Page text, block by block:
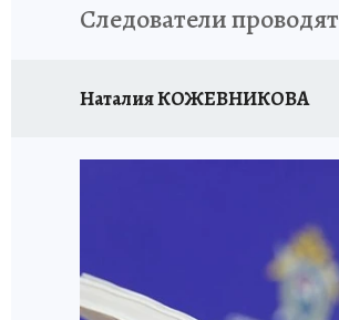
Следователи
Наталия КОЖЕВНИКОВА